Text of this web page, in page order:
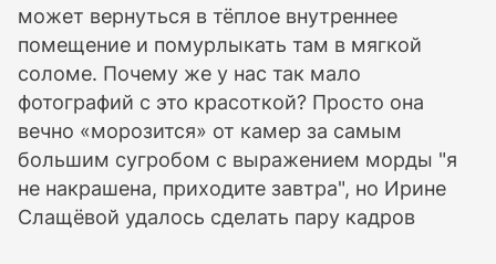
может вернуться в тёплое внутреннее
помещение и помурлыкать там в мягкой
соломе. Почему же у нас так мало
фотографий с это красоткой? Просто она
вечно «морозится» от камер за самым
большим сугробом с выражением морды "я
не накрашена, приходите завтра", но Ирине
Слащёвой удалось сделать пару кадров